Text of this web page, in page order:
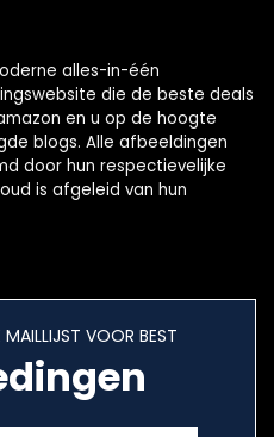
alles-in-één
die de beste deals
en u op de hoogte
blogs. Alle afbeeldingen
door hun respectievelijke
is afgeleid van hun
VOOR BEST